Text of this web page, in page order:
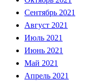
Сентябрь 2021
Август 2021
Июль 2021
Июнь 2021
Май 2021
Апрель 2021